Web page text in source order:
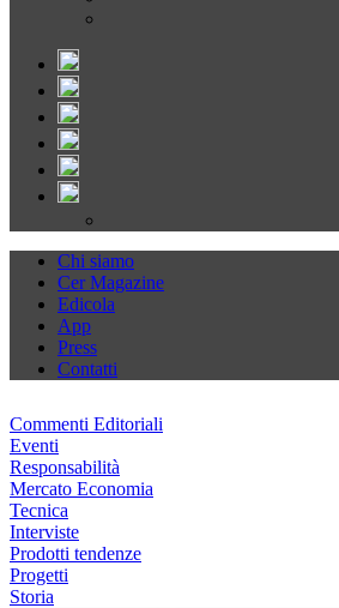
Chi siamo
Cer Magazine
Edicola
App
Press
Contatti
Commenti Editoriali
Eventi
Responsabilità
Mercato Economia
Tecnica
Interviste
Prodotti tendenze
Progetti
Storia